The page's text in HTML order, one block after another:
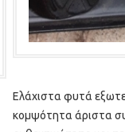
Ελάχιστα φυτά
κομψότητα άριστα